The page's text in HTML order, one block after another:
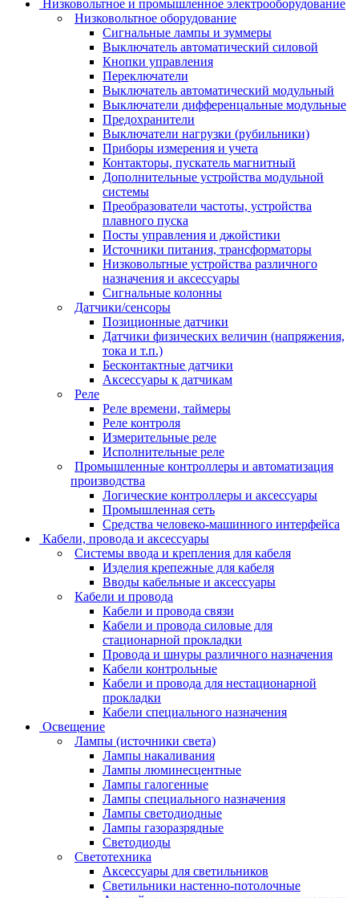
Низковольтное и промышленное электрооборудование
Низковольтное оборудование
Сигнальные лампы и зуммеры
Выключатель автоматический силовой
Кнопки управления
Переключатели
Выключатель автоматический модульный
Выключатели дифференцальные модульные
Предохранители
Выключатели нагрузки (рубильники)
Приборы измерения и учета
Контакторы, пускатель магнитный
Дополнительные устройства модульной
системы
Преобразователи частоты, устройства
плавного пуска
Посты управления и джойстики
Источники питания, трансформаторы
Низковольтные устройства различного
назначения и аксессуары
Сигнальные колонны
Датчики/сенсоры
Позиционные датчики
Датчики физических величин (напряжения,
тока и т.п.)
Бесконтактные датчики
Аксессуары к датчикам
Реле
Реле времени, таймеры
Реле контроля
Измерительные реле
Исполнительные реле
Промышленные контроллеры и автоматизация
производства
Логические контроллеры и аксессуары
Промышленная сеть
Средства человеко-машинного интерфейса
Кабели, провода и аксессуары
Системы ввода и крепления для кабеля
Изделия крепежные для кабеля
Вводы кабельные и аксессуары
Кабели и провода
Кабели и провода связи
Кабели и провода силовые для
стационарной прокладки
Провода и шнуры различного назначения
Кабели контрольные
Кабели и провода для нестационарной
прокладки
Кабели специального назначения
Освещение
Лампы (источники света)
Лампы накаливания
Лампы люминесцентные
Лампы галогенные
Лампы специального назначения
Лампы светодиодные
Лампы газоразрядные
Светодиоды
Светотехника
Аксессуары для светильников
Светильники настенно-потолочные